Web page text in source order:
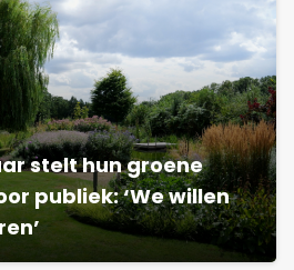
stelt hun groene
publiek: ‘We willen